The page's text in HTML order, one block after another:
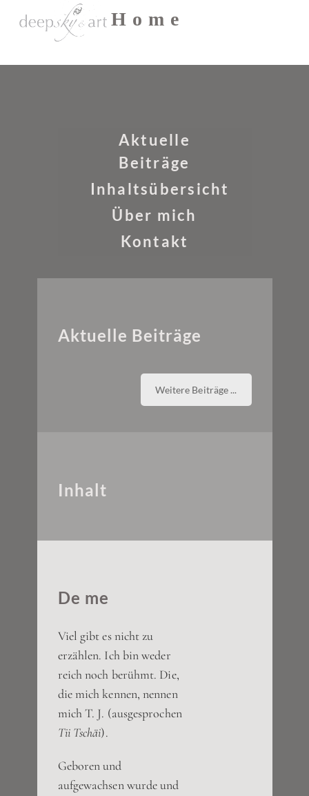
Open
mobile
Close
mobile
H o m e
Aktuelle
Beiträge
Inhaltsübersicht
Über mich
Kontakt
Aktuelle Beiträge
Weitere Beiträge ...
Inhalt
De me
Viel gibt es nicht zu
erzählen. Ich bin weder
reich noch berühmt. Die,
die mich kennen, nennen
mich T. J. (ausgesprochen
Tii Tschäi).
Geboren und
aufgewachsen wurde und